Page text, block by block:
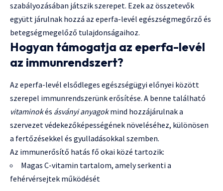
szabályozásában játszik szerepet. Ezek az összetevők
együtt járulnak hozzá az eperfa-levél egészségmegőrző és
betegségmegelőző tulajdonságaihoz.
Hogyan támogatja az eperfa-levél
az immunrendszert?
Az eperfa-levél elsődleges egészségügyi előnyei között
szerepel immunrendszerünk erősítése. A benne található
vitaminokés ásványi anyagokmind hozzájárulnak a
szervezet védekezőképességének növeléséhez, különösen
a fertőzésekkel és gyulladásokkal szemben.
Az immunerősítő hatás fő okai közé tartozik:
Magas C-vitamin tartalom, amely serkenti a
fehérvérsejtek működését